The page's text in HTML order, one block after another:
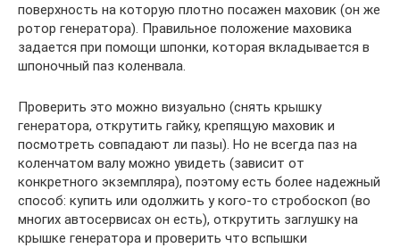
поверхность на которую плотно посажен маховик (он же
ротор генератора). Правильное положение маховика
задается при помощи шпонки, которая вкладывается в
шпоночный паз коленвала.
Проверить это можно визуально (снять крышку
генератора, открутить гайку, крепящую маховик и
посмотреть совпадают ли пазы). Но не всегда паз на
коленчатом валу можно увидеть (зависит от
конкретного экземпляра), поэтому есть более надежный
способ: купить или одолжить у кого-то стробоскоп (во
многих автосервисах он есть), открутить заглушку на
крышке генератора и проверить что вспышки